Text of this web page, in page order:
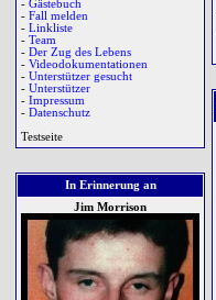
- Gästebuch
- Fall melden
- Linkliste
- Team
- Der Zug des Lebens
- Videodokumentationen
- Unterstützer gesucht
- Unterstützer
- Impressum
- Datenschutz
Testseite
In Erinnerung an
Jim Morrison